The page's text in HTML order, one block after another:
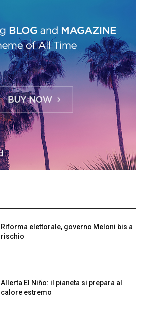
Riforma elettorale, governo Meloni bis a
rischio
Allerta El Niño: il pianeta si prepara al
calore estremo